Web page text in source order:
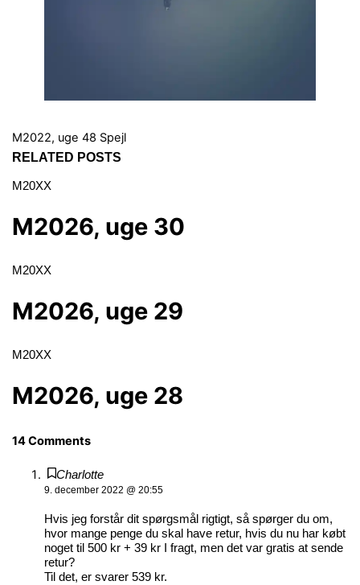
M2022, uge 48 Spejl
RELATED POSTS
M20XX
M2026, uge 30
M20XX
M2026, uge 29
M20XX
M2026, uge 28
14 Comments
Charlotte
9. december 2022 @ 20:55
Hvis jeg forstår dit spørgsmål rigtigt, så spørger du om,
hvor mange penge du skal have retur, hvis du nu har købt
noget til 500 kr + 39 kr I fragt, men det var gratis at sende
retur?
Til det, er svarer 539 kr.